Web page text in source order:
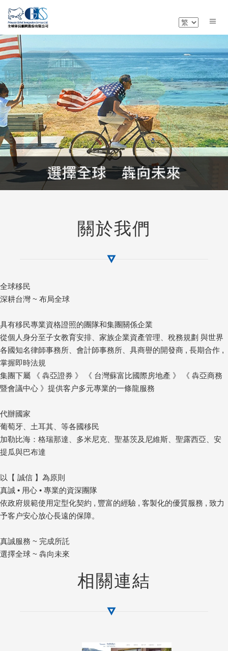
關於我們
全球移民
深耕台灣 ~ 布局全球
具有移民專業資格證照的團隊和集團關係企業
從個人身分至子女教育安排、家族企業資產管理、稅務規劃 與世界
各國知名律師事務所、會計師事務所、具商譽的開發商 , 長期合作 ,
掌握即時法規
集團下屬 《 犇亞證券 》 《 台灣蘇富比國際房地產 》 《 犇亞商務
暨會議中心 》提供客户多元專業的一條龍服務
代辦國家
葡萄牙、土耳其、等各國移民
加勒比海：格瑞那達、多米尼克、聖基茨及尼維斯、聖露西亞、安
提瓜與巴布達
以【 誠信 】為原則
真誠 • 用心 • 專業的資深團隊
依政府規範使用定型化契約 , 豐富的經驗 , 客製化的優質服務 , 致力
予客户安心放心長遠的保障。
真誠服務 ~ 完成所託
選擇全球 ~ 犇向未來
相關連結